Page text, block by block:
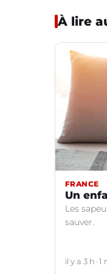
À lire
FRANCE
Un
Les
sauver.
il y a 3 h 1